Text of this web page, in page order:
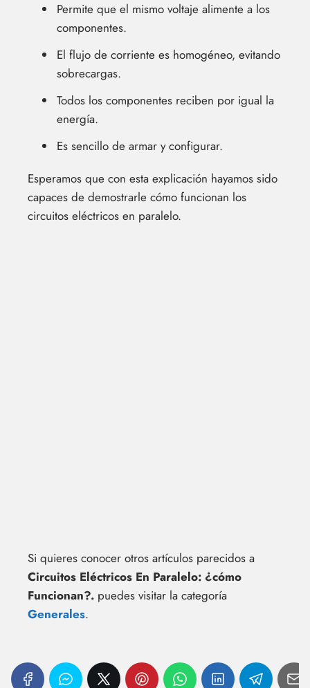
Permite que el mismo voltaje alimente a los
componentes.
El flujo de corriente es homogéneo, evitando
sobrecargas.
Todos los componentes reciben por igual la
energía.
Es sencillo de armar y configurar.
Esperamos que con esta explicación hayamos sido
capaces de demostrarle cómo funcionan los
circuitos eléctricos en paralelo.
Si quieres conocer otros artículos parecidos a
Circuitos Eléctricos En Paralelo: ¿cómo
Funcionan?. puedes visitar la categoría
Generales.